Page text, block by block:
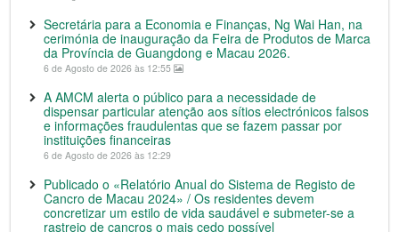
Secretária para a Economia e Finanças, Ng Wai Han, na
cerimónia de inauguração da Feira de Produtos de Marca
da Província de Guangdong e Macau 2026.
6 de Agosto de 2026 às 12:55
A AMCM alerta o público para a necessidade de
dispensar particular atenção aos sítios electrónicos falsos
e informações fraudulentas que se fazem passar por
instituições financeiras
6 de Agosto de 2026 às 12:29
Publicado o «Relatório Anual do Sistema de Registo de
Cancro de Macau 2024» / Os residentes devem
concretizar um estilo de vida saudável e submeter-se a
rastreio de cancros o mais cedo possível